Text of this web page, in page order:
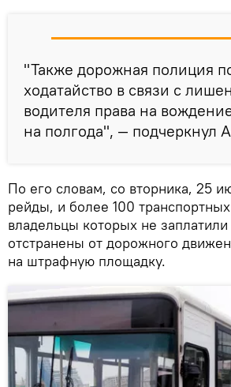
"Также дорожная полиция
ходатайство в связи с
водителя права на
на полгода", — подчеркнул
По его словам, со вторника, 25
рейды, и более 100 транспортных
владельцы которых не
отстранены от дорожного
на штрафную площадку.